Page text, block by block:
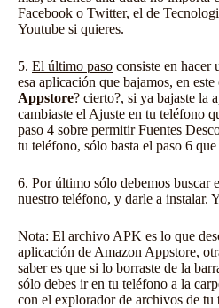
Facebook o Twitter, el de
Youtube si quieres.
5. El último paso consiste en hacer
esa aplicación que bajamos, en este
Appstore? cierto?, si ya bajaste la
cambiaste el Ajuste en tu teléfono
paso 4 sobre permitir Fuentes
tu teléfono, sólo basta el paso 6
6. Por último sólo debemos buscar
nuestro teléfono, y darle a instalar.
Nota: El archivo APK es lo que
aplicación de Amazon Appstore,
saber es que si lo borraste de la
sólo debes ir en tu teléfono a la
con el explorador de archivos de tu